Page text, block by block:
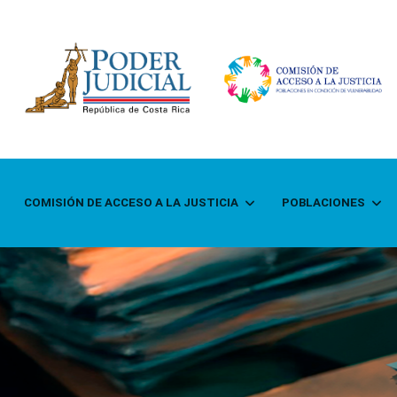
COMISIÓN DE ACCESO A LA JUSTICIA POBLACIONES